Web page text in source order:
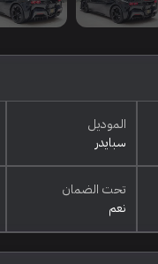
الموديل
سبايدر
تحت الضمان
نعم